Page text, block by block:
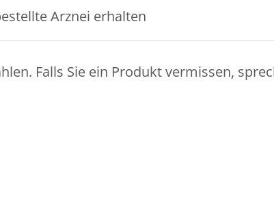
Arznei erhalten
Falls Sie ein Produkt vermissen,